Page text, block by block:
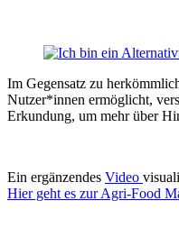
Im Gegensatz zu
Nutzer*innen ermöglicht,
Erkundung, um mehr über
Ein ergänzendes Video
Hier geht es zur Agri-Food